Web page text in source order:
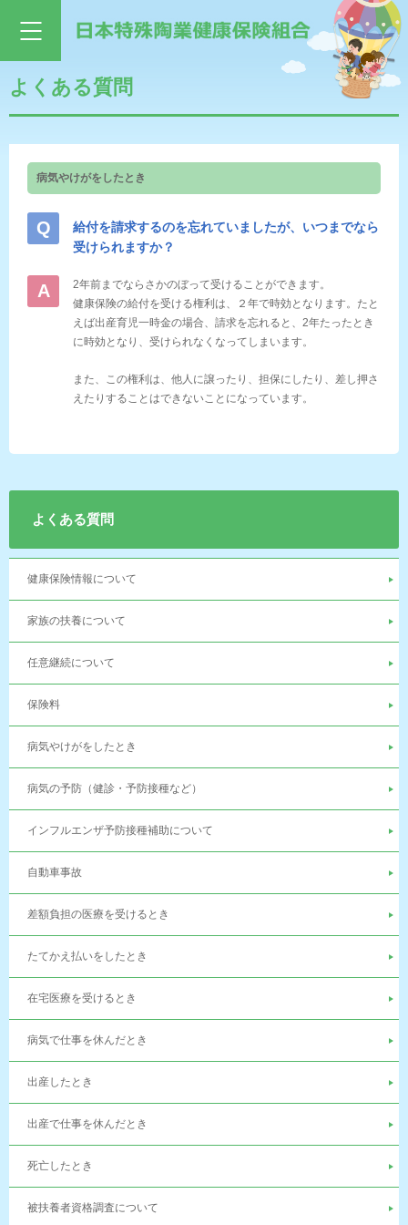
よくある質問
病気やけがをしたとき
給付を請求するのを忘れていましたが、いつまでなら
受けられますか？
2年前までならさかのぼって受けることができます。
健康保険の給付を受ける権利は、２年で時効となります。たと
えば出産育児一時金の場合、請求を忘れると、2年たったとき
に時効となり、受けられなくなってしまいます。
また、この権利は、他人に譲ったり、担保にしたり、差し押さ
えたりすることはできないことになっています。
よくある質問
健康保険情報について
家族の扶養について
任意継続について
保険料
病気やけがをしたとき
病気の予防（健診・予防接種など）
インフルエンザ予防接種補助について
自動車事故
差額負担の医療を受けるとき
たてかえ払いをしたとき
在宅医療を受けるとき
病気で仕事を休んだとき
出産したとき
出産で仕事を休んだとき
死亡したとき
被扶養者資格調査について